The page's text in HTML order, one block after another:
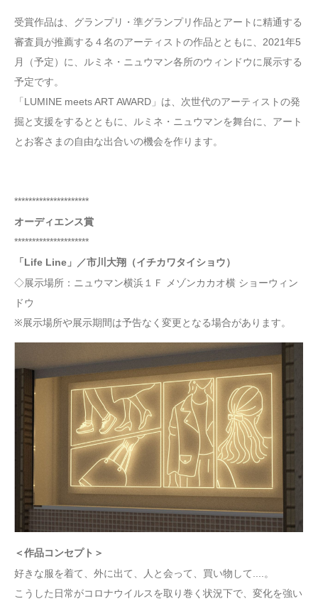
受賞作品は、グランプリ・準グランプリ作品とアートに精通する
審査員が推薦する４名のアーティストの作品とともに、2021年5
月（予定）に、ルミネ・ニュウマン各所のウィンドウに展示する
予定です。
「LUMINE meets ART AWARD」は、次世代のアーティストの発
掘と支援をするとともに、ルミネ・ニュウマンを舞台に、アート
とお客さまの自由な出合いの機会を作ります。
*********************
オーディエンス賞
*********************
「Life Line」／市川大翔（イチカワタイショウ）
◇展示場所：ニュウマン横浜１Ｆ メゾンカカオ横 ショーウィン
ドウ
※展示場所や展示期間は予告なく変更となる場合があります。
＜作品コンセプト＞
好きな服を着て、外に出て、人と会って、買い物して....。
こうした日常がコロナウイルスを取り巻く状況下で、変化を強い